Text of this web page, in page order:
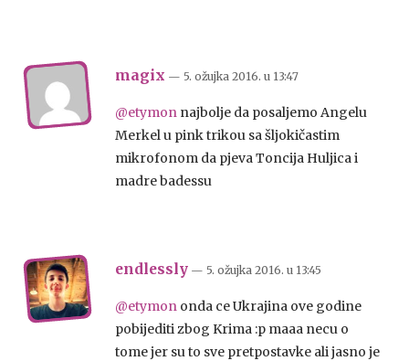
magix — 5. ožujka 2016. u 13:47
@etymon najbolje da posaljemo Angelu
Merkel u pink trikou sa šljokičastim
mikrofonom da pjeva Toncija Huljica i
madre badessu
endlessly — 5. ožujka 2016. u 13:45
@etymon onda ce Ukrajina ove godine
pobijediti zbog Krima :p maaa necu o
tome jer su to sve pretpostavke ali jasno je